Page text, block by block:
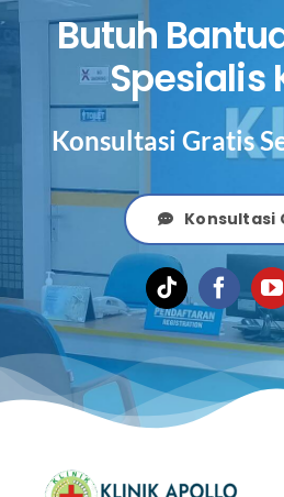
Butuh
Spesialis
Konsultasi Gratis
Konsultasi